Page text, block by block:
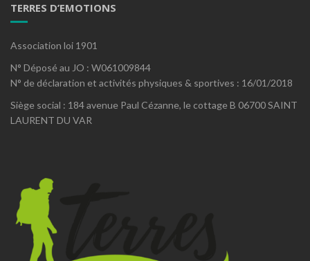
TERRES D’EMOTIONS
Association loi 1901
N° Déposé au JO : W061009844
N° de déclaration et activités physiques & sportives : 16/01/2018
Siège social : 184 avenue Paul Cézanne, le cottage B 06700 SAINT
LAURENT DU VAR